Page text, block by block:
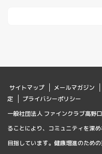
サイトマップ メールマガジン
定
プライバシーポリシー
一般社団法人 ファインクラブ高野
ることにより、コミュニティを深
目指しています。健康増進のため